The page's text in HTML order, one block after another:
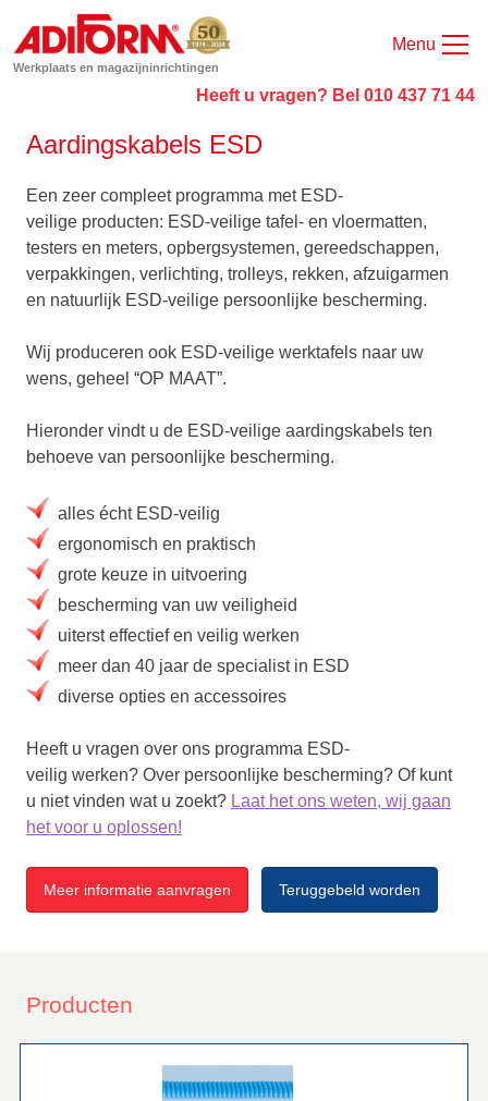
Werkplaats en magazijninrichtingen
Menu
Heeft u vragen? Bel 010 437 71 44
Aardingskabels ESD
Een zeer compleet programma met ESD-
veilige producten: ESD-veilige tafel- en vloermatten,
testers en meters, opbergsystemen, gereedschappen,
verpakkingen, verlichting, trolleys, rekken, afzuigarmen
en natuurlijk ESD-veilige persoonlijke bescherming.
Wij produceren ook ESD-veilige werktafels naar uw
wens, geheel “OP MAAT”.
Hieronder vindt u de ESD-veilige aardingskabels ten
behoeve van persoonlijke bescherming.
alles écht ESD-veilig
ergonomisch en praktisch
grote keuze in uitvoering
bescherming van uw veiligheid
uiterst effectief en veilig werken
meer dan 40 jaar de specialist in ESD
diverse opties en accessoires
Heeft u vragen over ons programma ESD-
veilig werken? Over persoonlijke bescherming? Of kunt
u niet vinden wat u zoekt? Laat het ons weten, wij gaan
het voor u oplossen!
Meer informatie aanvragen Teruggebeld worden
Producten